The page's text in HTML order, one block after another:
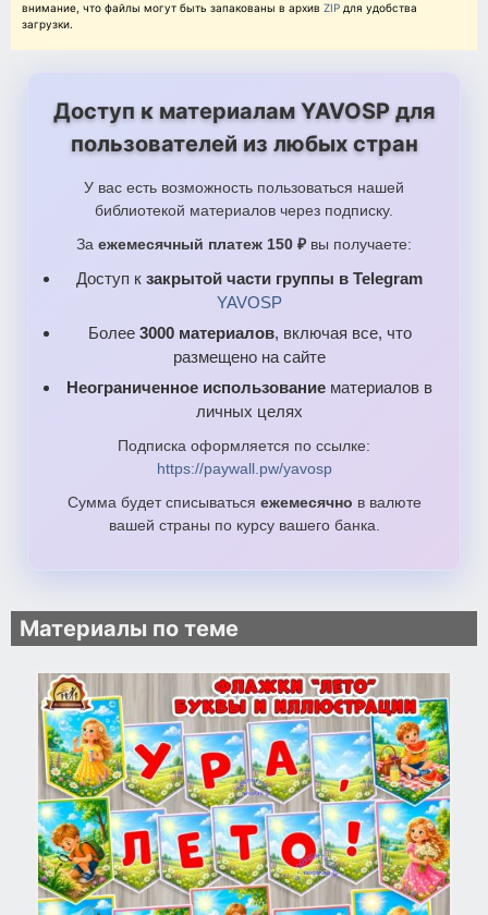
внимание, что файлы могут быть запакованы в архив ZIP для удобства
загрузки.
Доступ к материалам YAVOSP для
пользователей из любых стран
У вас есть возможность пользоваться нашей
библиотекой материалов через подписку.
За ежемесячный платеж 150 ₽ вы получаете:
Доступ к закрытой части группы в Telegram
YAVOSP
Более 3000 материалов, включая все, что
размещено на сайте
Неограниченное использование материалов в
личных целях
Подписка оформляется по ссылке:
https://paywall.pw/yavosp
Сумма будет списываться ежемесячно в валюте
вашей страны по курсу вашего банка.
Материалы по теме